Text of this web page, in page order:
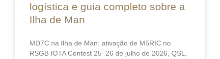
logística e guia completo sobre a
Ilha de Man
MD7C na Ilha de Man: ativação de M5RIC no
RSGB IOTA Contest 25–26 de julho de 2026, QSL,